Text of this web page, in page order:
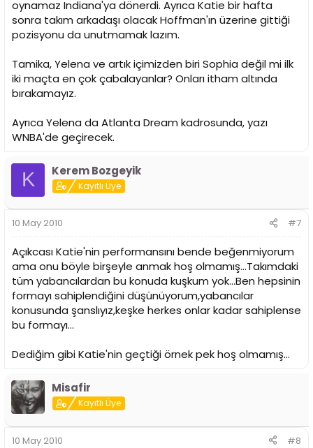
oynamaz Indiana'ya dönerdi. Ayrıca Katie bir hafta
sonra takım arkadaşı olacak Hoffman'ın üzerine gittiği
pozisyonu da unutmamak lazım.
Tamika, Yelena ve artık içimizden biri Sophia değil mi ilk
iki maçta en çok çabalayanlar? Onları itham altında
bırakamayız.
Ayrıca Yelena da Atlanta Dream kadrosunda, yazı
WNBA'de geçirecek.
K Kerem Bozgeyik
Kayıtlı Üye
10 May 2010 #7
Açıkcası Katie'nin performansını bende beğenmiyorum
ama onu böyle birşeyle anmak hoş olmamış...Takımdaki
tüm yabancılardan bu konuda kuşkum yok...Ben hepsinin
formayı sahiplendiğini düşünüyorum,yabancılar
konusunda şanslıyız,keşke herkes onlar kadar sahiplense
bu formayı...
Dediğim gibi Katie'nin geçtiği örnek pek hoş olmamış...
Misafir
Kayıtlı Üye
10 May 2010 #8